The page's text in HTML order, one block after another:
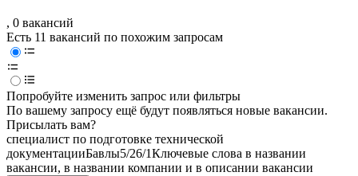
, 0 вакансий
Есть 11 вакансий по похожим запросам
Попробуйте изменить запрос или фильтры
По вашему запросу ещё будут появляться новые вакансии.
Присылать вам?
специалист по подготовке технической
документацииБавлы5/26/1Ключевые слова в названии
вакансии, в названии компании и в описании вакансии